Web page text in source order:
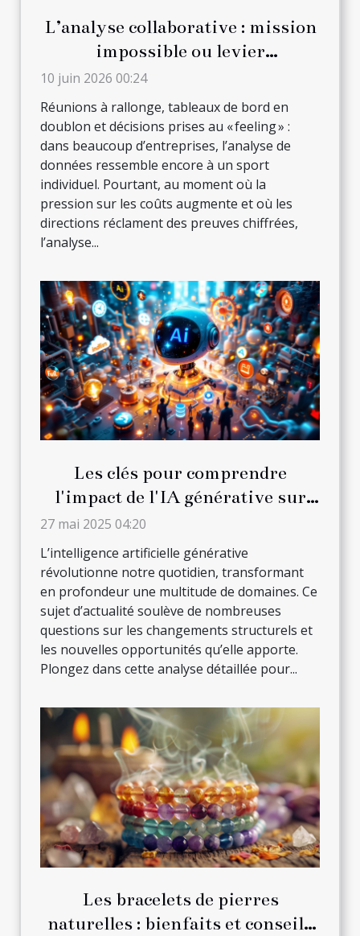
L’analyse collaborative : mission
impossible ou levier
d’innovation en entreprise ?
10 juin 2026 00:24
Réunions à rallonge, tableaux de bord en
doublon et décisions prises au « feeling » :
dans beaucoup d’entreprises, l’analyse de
données ressemble encore à un sport
individuel. Pourtant, au moment où la
pression sur les coûts augmente et où les
directions réclament des preuves chiffrées,
l’analyse...
Les clés pour comprendre
l'impact de l'IA générative sur
divers secteurs
27 mai 2025 04:20
L’intelligence artificielle générative
révolutionne notre quotidien, transformant
en profondeur une multitude de domaines. Ce
sujet d’actualité soulève de nombreuses
questions sur les changements structurels et
les nouvelles opportunités qu’elle apporte.
Plongez dans cette analyse détaillée pour...
Les bracelets de pierres
naturelles : bienfaits et conseils